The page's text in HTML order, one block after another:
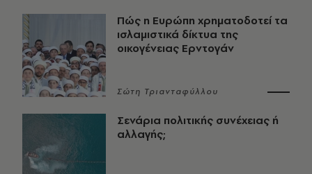
Πώς η Ευρώπη χρηματοδοτεί τα
ισλαμιστικά δίκτυα της
οικογένειας Ερντογάν
Σώτη Τριανταφύλλου
Σενάρια πολιτικής συνέχειας ή
αλλαγής;